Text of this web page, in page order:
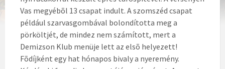
Vas megyébõl 13 csapat indult. A szomszéd csapat
például szarvasgombával bolondította meg a
pörköltjét, de mindez nem számított, mert a
Demizson Klub menüje lett az elsõ helyezett!
Fõdíjként egy hat hónapos bivaly a nyeremény.